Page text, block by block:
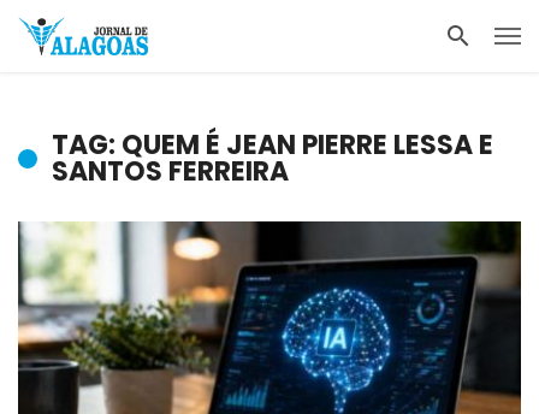
TAG: QUEM É JEAN PIERRE LESSA E
SANTOS FERREIRA